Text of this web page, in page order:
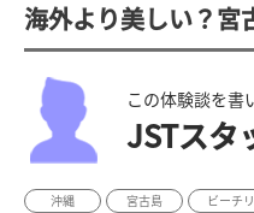
海外より美しい？宮
この体験談を書
JSTスタ
沖縄 宮古島 ビーチ